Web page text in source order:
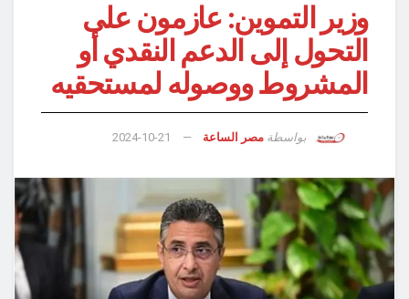
وزير التموين: عازمون على
التحول إلى الدعم النقدي أو
المشروط ووصوله لمستحقيه
بواسطة مصر الساعة 2024-10-21